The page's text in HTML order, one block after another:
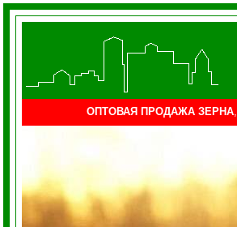
ОПТОВАЯ ПРОДАЖА ЗЕРНА,